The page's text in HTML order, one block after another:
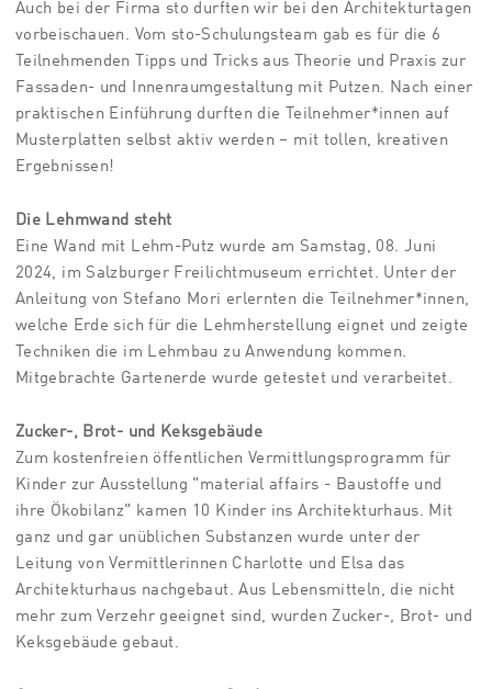
Auch bei der Firma sto durften wir bei den Architekturtagen
vorbeischauen. Vom sto-Schulungsteam gab es für die 6
Teilnehmenden Tipps und Tricks aus Theorie und Praxis zur
Fassaden- und Innenraumgestaltung mit Putzen. Nach einer
praktischen Einführung durften die Teilnehmer*innen auf
Musterplatten selbst aktiv werden – mit tollen, kreativen
Ergebnissen!
Die Lehmwand steht
Eine Wand mit Lehm-Putz wurde am Samstag, 08. Juni
2024, im Salzburger Freilichtmuseum errichtet. Unter der
Anleitung von Stefano Mori erlernten die Teilnehmer*innen,
welche Erde sich für die Lehmherstellung eignet und zeigte
Techniken die im Lehmbau zu Anwendung kommen.
Mitgebrachte Gartenerde wurde getestet und verarbeitet.
Zucker-, Brot- und Keksgebäude
Zum kostenfreien öffentlichen Vermittlungsprogramm für
Kinder zur Ausstellung "material affairs - Baustoffe und
ihre Ökobilanz" kamen 10 Kinder ins Architekturhaus. Mit
ganz und gar unüblichen Substanzen wurde unter der
Leitung von Vermittlerinnen Charlotte und Elsa das
Architekturhaus nachgebaut. Aus Lebensmitteln, die nicht
mehr zum Verzehr geeignet sind, wurden Zucker-, Brot- und
Keksgebäude gebaut.